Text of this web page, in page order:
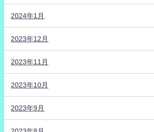
2024年1月
2023年12月
2023年11月
2023年10月
2023年9月